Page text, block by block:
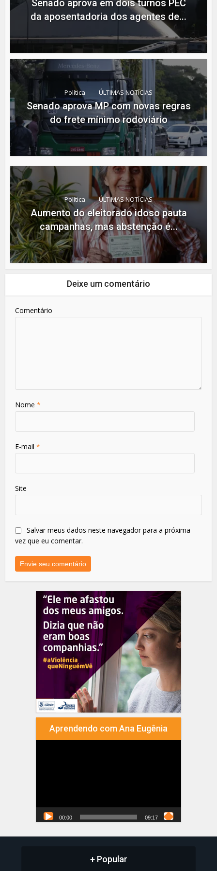
Senado aprova em dois turnos PEC
da aposentadoria dos agentes de...
Política ÚLTIMAS NOTÍCIAS
Senado aprova MP com novas regras
do frete mínimo rodoviário
Política ÚLTIMAS NOTÍCIAS
Aumento do eleitorado idoso pauta
campanhas, mas abstenção é...
Deixe um comentário
Comentário
Nome*
E-mail*
Site
Salvar meus dados neste navegador para a próxima
vez que eu comentar.
Aprendendo com Ana Eugênia
00:00 09:17
+ Popular